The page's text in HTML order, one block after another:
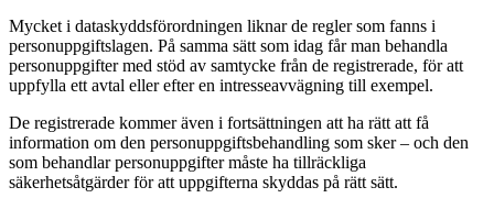
Mycket i dataskyddsförordningen liknar de regler som fanns i
personuppgiftslagen. På samma sätt som idag får man behandla
personuppgifter med stöd av samtycke från de registrerade, för att
uppfylla ett avtal eller efter en intresseavvägning till exempel.
De registrerade kommer även i fortsättningen att ha rätt att få
information om den personuppgiftsbehandling som sker – och den
som behandlar personuppgifter måste ha tillräckliga
säkerhetsåtgärder för att uppgifterna skyddas på rätt sätt.